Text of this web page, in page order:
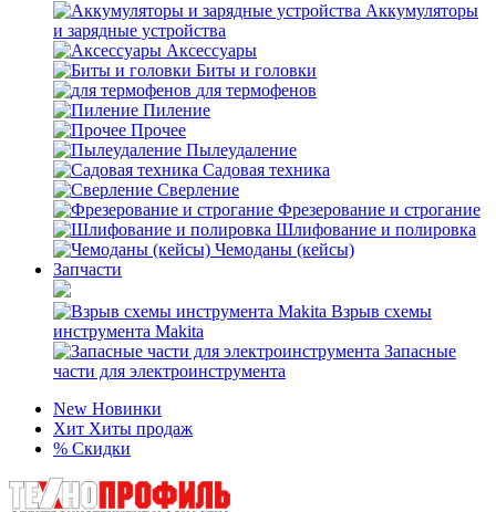
Аккумуляторы
и зарядные устройства
Аксессуары
Биты и головки
для термофенов
Пиление
Прочее
Пылеудаление
Садовая техника
Сверление
Фрезерование и строгание
Шлифование и полировка
Чемоданы (кейсы)
Запчасти
Взрыв схемы
инструмента Makita
Запасные
части для электроинструмента
New Новинки
Хит Хиты продаж
% Скидки